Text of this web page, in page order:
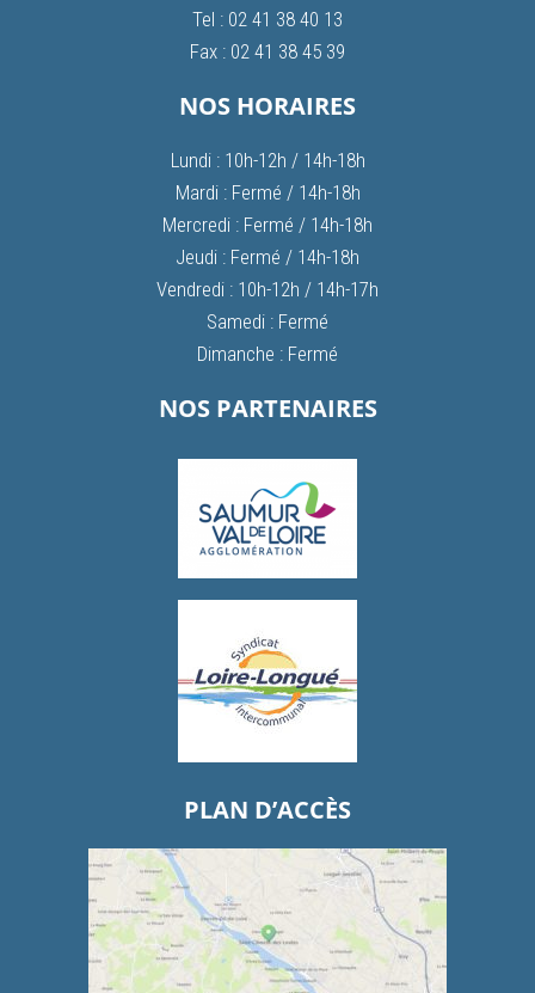
Tel : 02 41 38 40 13
Fax : 02 41 38 45 39
NOS HORAIRES
Lundi : 10h-12h / 14h-18h
Mardi : Fermé / 14h-18h
Mercredi : Fermé / 14h-18h
Jeudi : Fermé / 14h-18h
Vendredi : 10h-12h / 14h-17h
Samedi : Fermé
Dimanche : Fermé
NOS PARTENAIRES
PLAN D’ACCÈS